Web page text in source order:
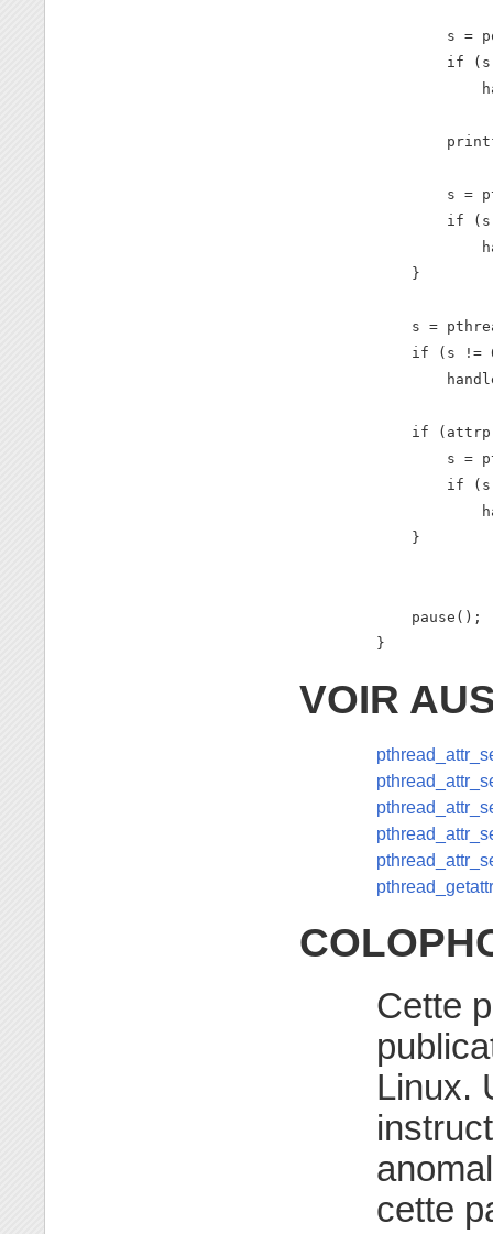
s =
if
s =
if
    }
s =
if (s !=
if
s =
if
    }
pause();
}
VOIR
Cette
Linux.
cette